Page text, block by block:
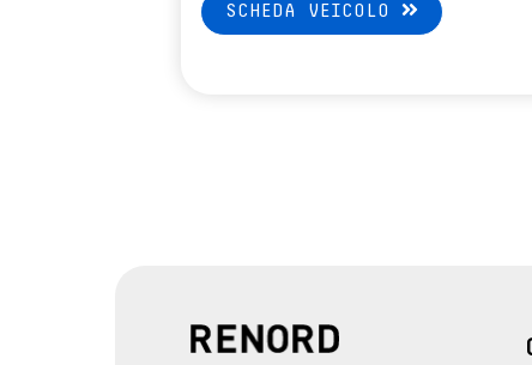
SCHEDA VEICOLO